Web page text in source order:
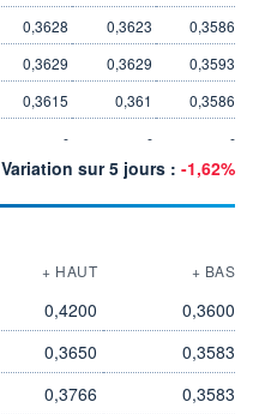
0,3628 0,3623
0,3586
0,3629 0,3629
0,3593
0,3615 0,361
0,3586
- - -
Variation sur 5 jours : -1,62%
+ HAUT + BAS
0,4200
0,3600
0,3650
0,3583
0,3766
0,3583